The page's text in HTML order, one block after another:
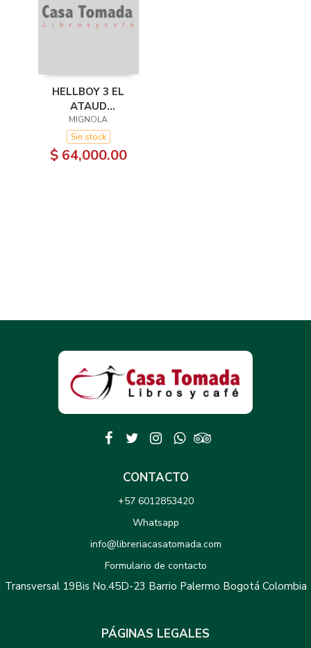
HELLBOY 3 EL
ATAUD
ENCADENADO
MIGNOLA
Sin stock
$ 64,000.00
CONTACTO
+57 6012853420
Whatsapp
info@libreriacasatomada.com
Formulario de contacto
Transversal 19Bis No.45D-23 Barrio Palermo Bogotá Colombia
PÁGINAS LEGALES